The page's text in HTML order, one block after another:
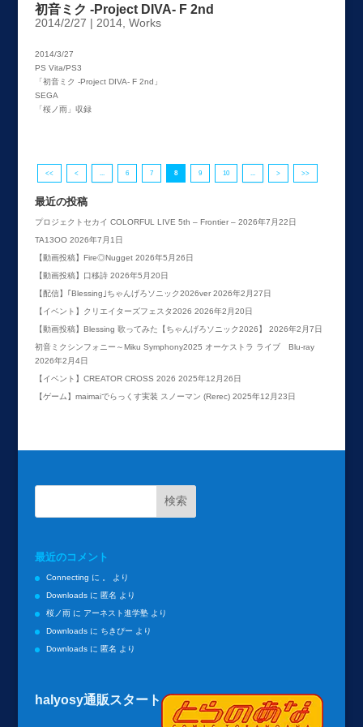
初音ミク -Project DIVA- F 2nd
2014/2/27 | 2014, Works
2014/3/27
PS Vita/PS3
「初音ミク -Project DIVA- F 2nd」
SEGA
「桜ノ雨」収録
<< < 6 7 8 9 10 > >>
最近の投稿
プロジェクトセカイ COLORFUL LIVE 5th – Frontier – 2026年7月22日
TA13OO 2026年7月1日
【動画投稿】Fire◎Nugget 2026年5月26日
【動画投稿】口移詩 2026年5月20日
【配信】｢Blessing｣ちゃんげろソニック2026ver 2026年2月27日
【イベント】クリエイターズフェスタ2026 2026年2月20日
【動画投稿】Blessing 歌ってみた【ちゃんげろソニック2026】
2026年2月7日
初音ミクシンフォニー～Miku Symphony2025 オーケストラ ライブ Blu-ray
2026年2月4日
【イベント】CREATOR CROSS 2026 2025年12月26日
【ゲーム】maimaiでらっくす実装 スノーマン (Rerec) 2025年12月23日
最近のコメント
Connecting に
より
Downloadsに 匿名 より
桜ノ雨に アーネスト進学塾より
Downloadsに ちきぴー より
Downloadsに 匿名 より
halyosy通販スタート